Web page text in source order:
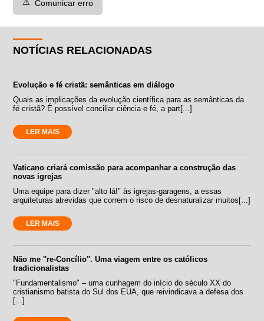
Comunicar erro
NOTÍCIAS RELACIONADAS
Evolução e fé cristã: semânticas em diálogo
Quais as implicações da evolução científica para as semânticas da
fé cristã? É possível conciliar ciência e fé, a part[...]
LER MAIS
Vaticano criará comissão para acompanhar a construção das
novas igrejas
Uma equipe para dizer "alto lá!" às igrejas-garagens, a essas
arquiteturas atrevidas que correm o risco de desnaturalizar muitos[...]
LER MAIS
Não me ''re-Concílio''. Uma viagem entre os católicos
tradicionalistas
"Fundamentalismo" – uma cunhagem do início do século XX do
cristianismo batista do Sul dos EUA, que reivindicava a defesa dos
[...]